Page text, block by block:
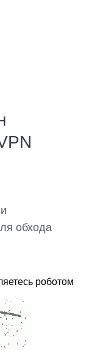
обхода
роботом